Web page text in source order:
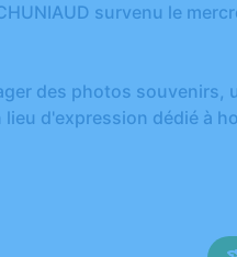
survenu le
des photos souvenirs,
d'expression dédié à